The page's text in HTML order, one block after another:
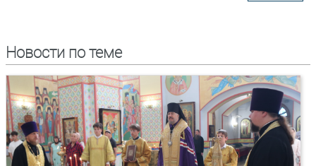
Новости по теме